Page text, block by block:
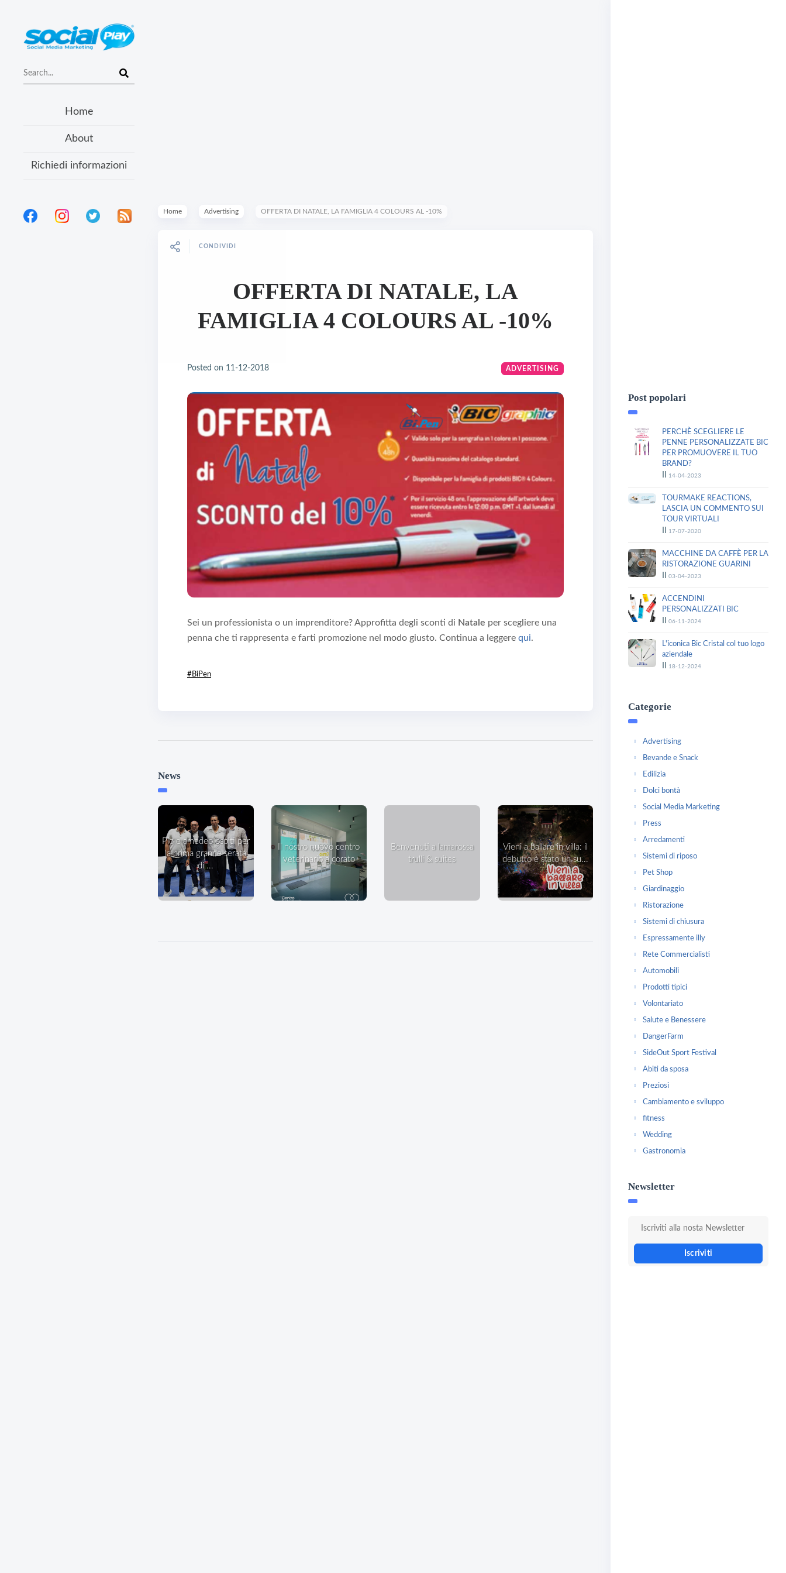
Home
About
Richiedi informazioni
Home Advertising OFFERTA DI NATALE, LA FAMIGLIA 4 COLOURS AL -10%
CONDIVIDI
OFFERTA DI NATALE, LA
FAMIGLIA 4 COLOURS AL -10%
Posted on 11-12-2018 ADVERTISING
Sei un professionista o un imprenditore? Approfitta degli sconti di Natale per scegliere una
penna che ti rappresenta e farti promozione nel modo giusto. Continua a leggere qui.
#BiPen
News
pio e amedeo ospiti per
la prima grande serata
di ...
veterinario a corato
benvenuti a lamarossa
trulli & suites
vieni a ballare in villa: il
debutto è stato un su...
Post popolari
PERCHÈ SCEGLIERE LE
PENNE PERSONALIZZATE BIC
PER PROMUOVERE IL TUO
BRAND?
14-04-2023
TOURMAKE REACTIONS,
LASCIA UN COMMENTO SUI
TOUR VIRTUALI
17-07-2020
MACCHINE DA CAFFÈ PER LA
RISTORAZIONE GUARINI
03-04-2023
ACCENDINI
PERSONALIZZATI BIC
06-11-2024
L'iconica Bic Cristal col tuo logo
aziendale
18-12-2024
Categorie
Advertising
Bevande e Snack
Edilizia
Dolci bontà
Social Media Marketing
Press
Arredamenti
Sistemi di riposo
Pet Shop
Giardinaggio
Ristorazione
Sistemi di chiusura
Espressamente illy
Rete Commercialisti
Automobili
Prodotti tipici
Volontariato
Salute e Benessere
DangerFarm
SideOut Sport Festival
Abiti da sposa
Preziosi
Cambiamento e sviluppo
fitness
Wedding
Gastronomia
Newsletter